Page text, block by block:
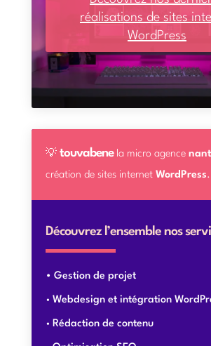
réalisations de sites
WordPress
💡 touvabenela micro agence
création de sites internet WordPress.
Découvrez l’ensemble nos
Gestion de projet
Webdesign et intégration
Rédaction de contenu